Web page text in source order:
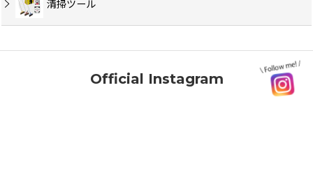
清掃ツール
Official Instagram